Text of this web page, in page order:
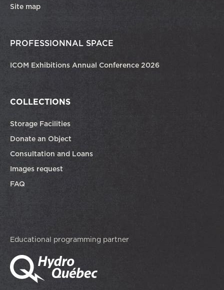
Site map
PROFESSIONNAL SPACE
ICOM Exhibitions Annual Conference 2026
COLLECTIONS
Storage Facilities
Donate an Object
Consultation and Loans
Images request
FAQ
Educational programming partner